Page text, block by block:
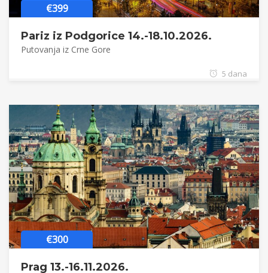
€399
Pariz iz Podgorice 14.-18.10.2026.
Putovanja iz Crne Gore
5 dana
€300
Prag 13.-16.11.2026.